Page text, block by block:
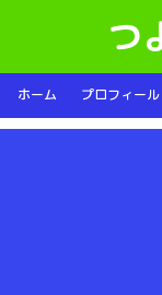
つ
ホーム プロフィール